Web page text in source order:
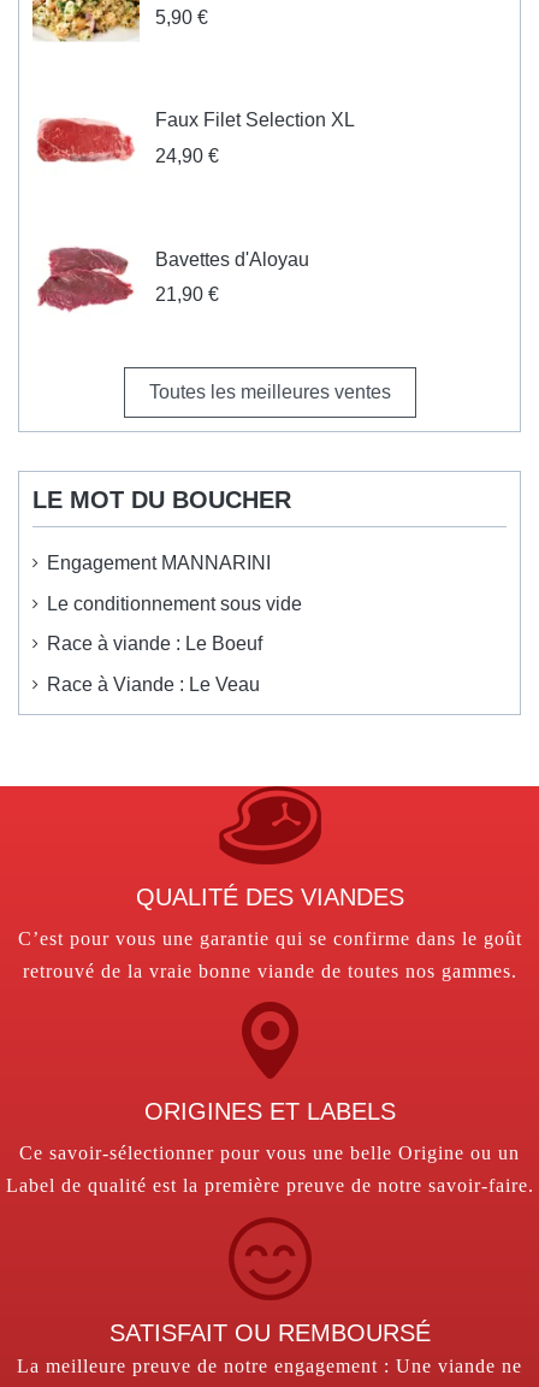
5,90 €
Faux Filet Selection XL
24,90 €
Bavettes d'Aloyau
21,90 €
Toutes les meilleures ventes
LE MOT DU BOUCHER
Engagement MANNARINI
Le conditionnement sous vide
Race à viande : Le Boeuf
Race à Viande : Le Veau
QUALITÉ DES VIANDES
C’est pour vous une garantie qui se confirme dans le goût
retrouvé de la vraie bonne viande de toutes nos gammes.
ORIGINES ET LABELS
Ce savoir-sélectionner pour vous une belle Origine ou un
Label de qualité est la première preuve de notre savoir-faire.
SATISFAIT OU REMBOURSÉ
La meilleure preuve de notre engagement : Une viande ne